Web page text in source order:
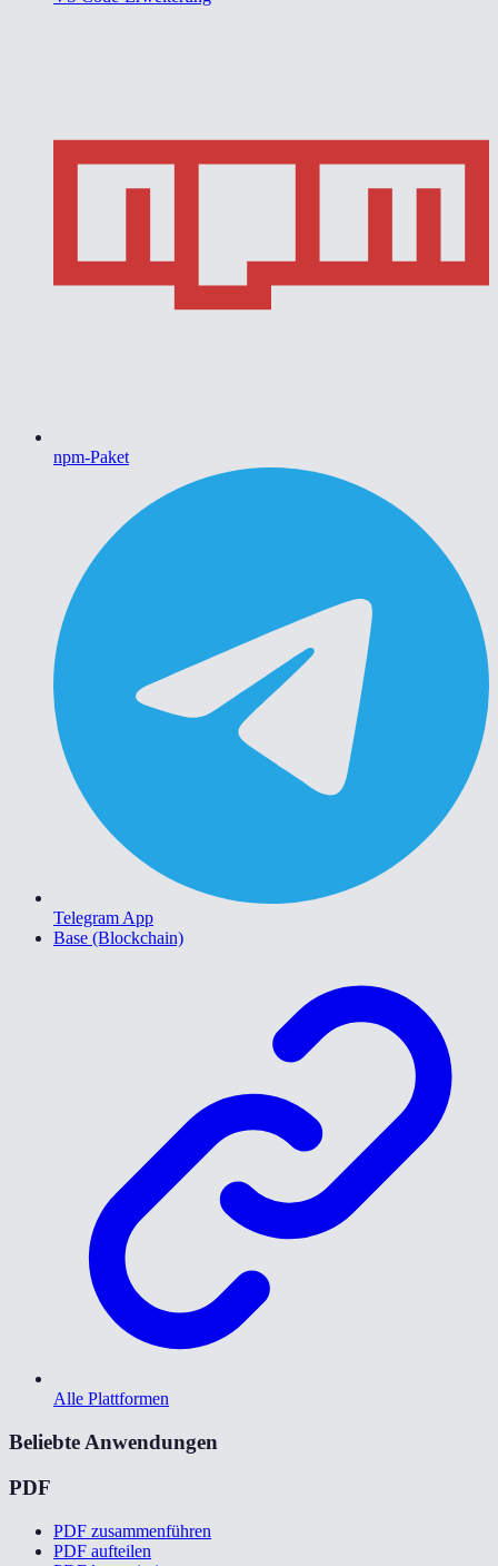
npm-Paket
Telegram App
Base (Blockchain)
Alle Plattformen
Beliebte Anwendungen
PDF
PDF zusammenführen
PDF aufteilen